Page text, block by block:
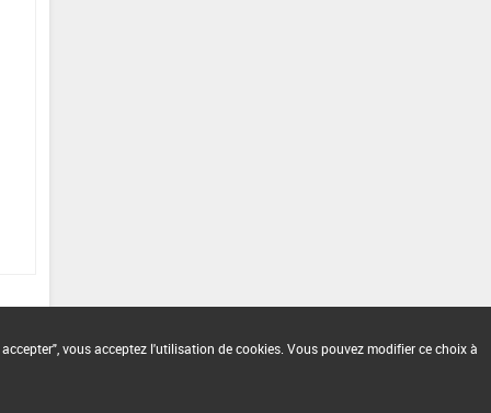
vous acceptez l'utilisation de cookies. Vous pouvez modifier ce choix à